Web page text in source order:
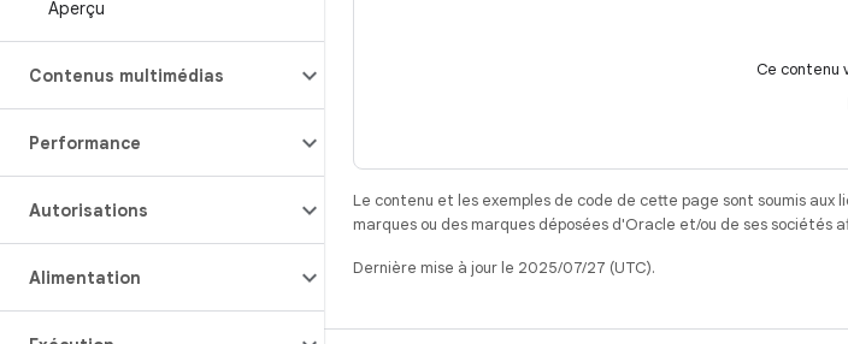
Aperçu
Contenus multimédias
Performance
Autorisations
Alimentation
Ce contenu
Le contenu et les exemples de code de cette page sont soumis aux
marques ou des marques déposées d'Oracle et/ou de ses sociétés
Dernière mise à jour le 2025/07/27 (UTC).